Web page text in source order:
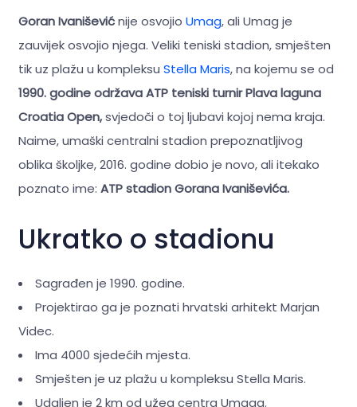
Goran Ivaniševićnije osvojio Umag, ali Umag je
zauvijek osvojio njega. Veliki teniski stadion, smješten
tik uz plažu u kompleksu Stella Maris, na kojemu se od
1990. godine održava ATP teniski turnir Plava laguna
Croatia Open,svjedoči o toj ljubavi kojoj nema kraja.
Naime, umaški centralni stadion prepoznatljivog
oblika školjke, 2016. godine dobio je novo, ali itekako
poznato ime: ATP stadion Gorana Ivaniševića.
Ukratko o stadionu
Sagrađen je 1990. godine.
Projektirao ga je poznati hrvatski arhitekt Marjan
Videc.
Ima 4000 sjedećih mjesta.
Smješten je uz plažu u kompleksu Stella Maris.
Udaljen je 2 km od užeg centra Umaga.